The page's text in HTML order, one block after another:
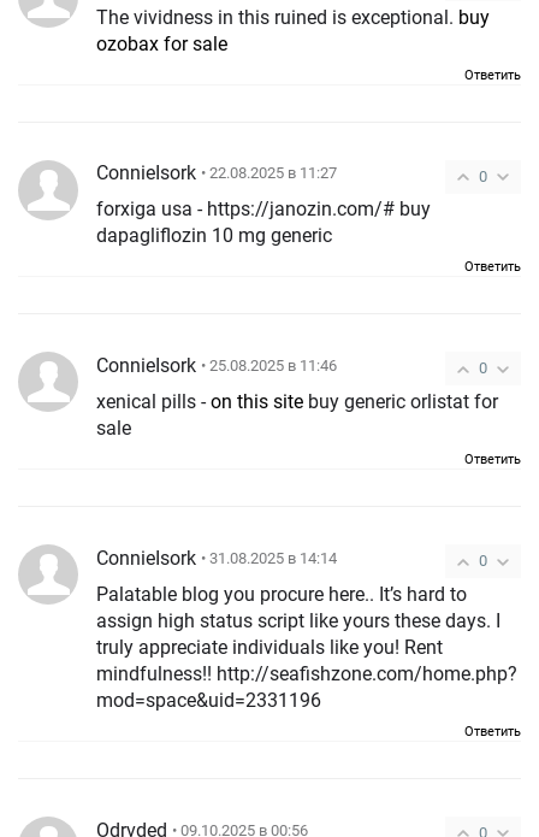
The vividness in this ruined is exceptional. buy
ozobax for sale
Ответить
0
ConnieIsork • 22.08.2025 в 11:27
forxiga usa - https://janozin.com/# buy
dapagliflozin 10 mg generic
Ответить
0
ConnieIsork • 25.08.2025 в 11:46
xenical pills -on this site buy generic orlistat for
sale
Ответить
0
ConnieIsork • 31.08.2025 в 14:14
Palatable blog you procure here.. It’s hard to
assign high status script like yours these days. I
truly appreciate individuals like you! Rent
mindfulness!! http://seafishzone.com/home.php?
mod=space&uid=2331196
Ответить
0
Odrvded • 09.10.2025 в 00:56